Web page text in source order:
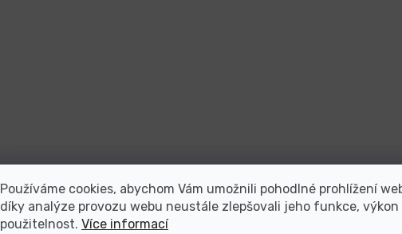
Používáme cookies, abychom Vám umožnili pohodlné prohlížení
díky analýze provozu webu neustále zlepšovali jeho funkce, výkon
použitelnost. Více informací